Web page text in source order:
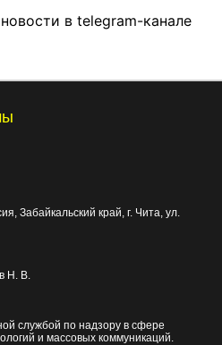
в telegram-канале
Забайкальский край, г. Чита, ул.
Н. В.
службой по надзору в сфере
и массовых коммуникаций.